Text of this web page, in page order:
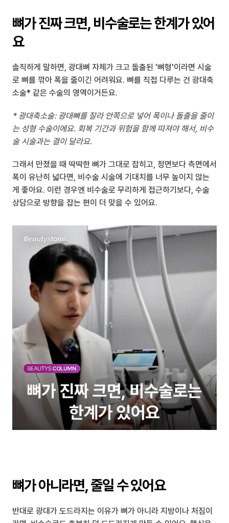
뼈가 진짜 크면, 비수술로는 한계가 있어
요
솔직하게 말하면, 광대뼈 자체가 크고 돌출된 '뼈형'이라면 시술
로 뼈를 깎아 폭을 줄이긴 어려워요. 뼈를 직접 다루는 건 광대축
소술* 같은 수술의 영역이거든요.
* 광대축소술: 광대뼈를 잘라 안쪽으로 넣어 폭이나 돌출을 줄이
는 성형 수술이에요. 회복 기간과 위험을 함께 따져야 해서, 비수
술 시술과는 결이 달라요.
그래서 만졌을 때 딱딱한 뼈가 그대로 잡히고, 정면보다 측면에서
폭이 유난히 넓다면, 비수술 시술에 기대치를 너무 높이지 않는
게 좋아요. 이런 경우엔 비수술로 무리하게 접근하기보다, 수술
상담으로 방향을 잡는 편이 더 맞을 수 있어요.
뼈가 아니라면, 줄일 수 있어요
반대로 광대가 도드라지는 이유가 뼈가 아니라 지방이나 처짐이